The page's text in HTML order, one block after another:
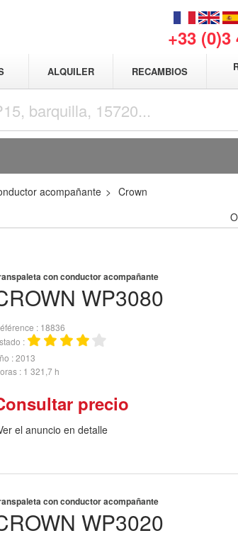
+33 (0)3
ALQUILER RECAMBIOS
acompañante Crown
WP3080
con conductor acompañante
18836
2013
1 321,7 h
precio
el anuncio en detalle
WP3020
con conductor acompañante